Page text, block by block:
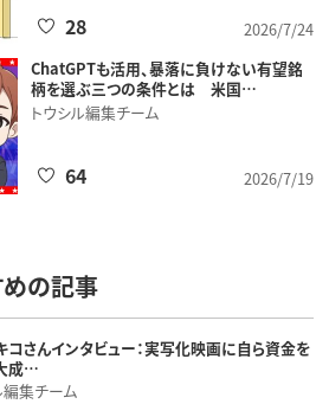
2026/7/24
28
ChatGPTも活用、暴落に負けない有望銘
柄を選ぶ三つの条件とは 米国…
トウシル編集チーム
2026/7/19
64
めの記事
コさんインタビュー：実写化映画に自ら資金を
成…
編集チーム